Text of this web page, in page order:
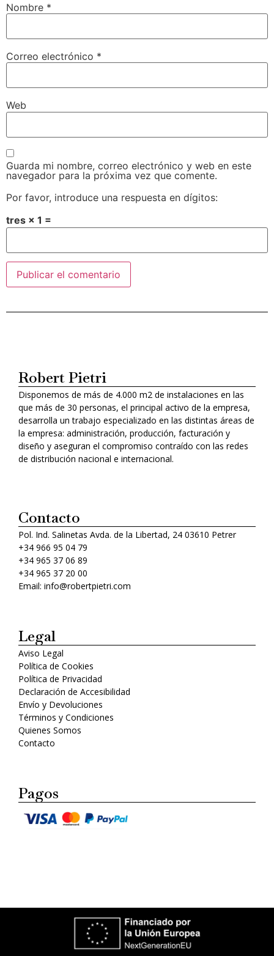
Nombre *
Correo electrónico *
Web
Guarda mi nombre, correo electrónico y web en este
navegador para la próxima vez que comente.
Por favor, introduce una respuesta en dígitos:
tres × 1 =
Robert Pietri
Disponemos de más de 4.000 m2 de instalaciones en las
que más de 30 personas, el principal activo de la empresa,
desarrolla un trabajo especializado en las distintas áreas de
la empresa: administración, producción, facturación y
diseño y aseguran el compromiso contraído con las redes
de distribución nacional e internacional.
Contacto
Pol. Ind. Salinetas Avda. de la Libertad, 24 03610 Petrer
+34 966 95 04 79
+34 965 37 06 89
+34 965 37 20 00
Email: info@robertpietri.com
Legal
Aviso Legal
Política de Cookies
Política de Privacidad
Declaración de Accesibilidad
Envío y Devoluciones
Términos y Condiciones
Quienes Somos
Contacto
Pagos